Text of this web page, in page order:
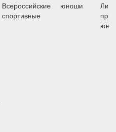
Всероссийские
спортивные
юноши